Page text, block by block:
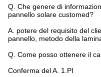
Q. Che genere di
pannello solare customed?
A. potere del requisito del
pannello, metodo della
Q. Come posso ottenere il
Conferma del A. 1.PI